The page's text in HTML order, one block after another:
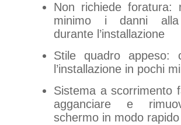
Non richiede foratura:
minimo i danni
durante l’installazione
Stile quadro appeso:
l’installazione in pochi
Sistema a scorrimento
agganciare e
schermo in modo